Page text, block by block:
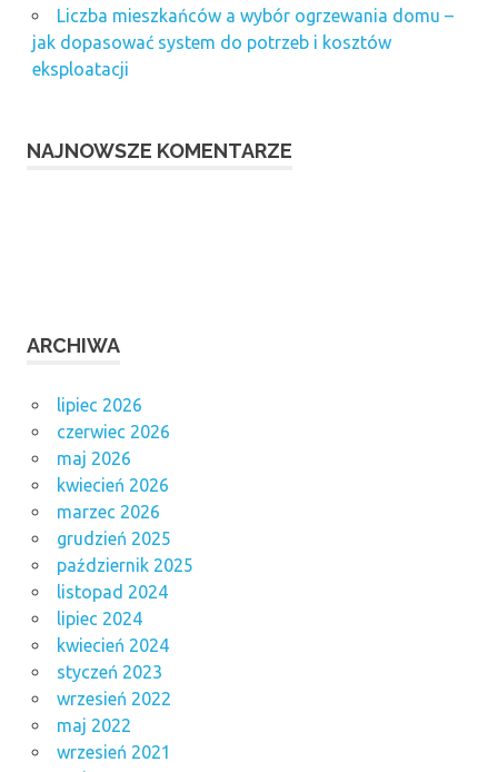
Liczba mieszkańców a wybór ogrzewania domu –
jak dopasować system do potrzeb i kosztów
eksploatacji
NAJNOWSZE KOMENTARZE
ARCHIWA
lipiec 2026
czerwiec 2026
maj 2026
kwiecień 2026
marzec 2026
grudzień 2025
październik 2025
listopad 2024
lipiec 2024
kwiecień 2024
styczeń 2023
wrzesień 2022
maj 2022
wrzesień 2021